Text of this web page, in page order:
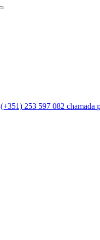
(+351) 253 597 082 chamada